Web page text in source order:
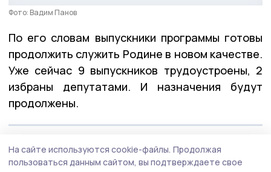
Фото: Вадим Панов
По его словам выпускники программы готовы
продолжить служить Родине в новом качестве.
Уже сейчас 9 выпускников трудоустроены, 2
избраны депутатами. И назначения будут
продолжены.
— Хочу поблагодарить всех создателей нашей
программы, экспертов и наставников, членов
На сайте используются cookie-файлы. Продолжая
пользоваться данным сайтом, вы подтверждаете свое